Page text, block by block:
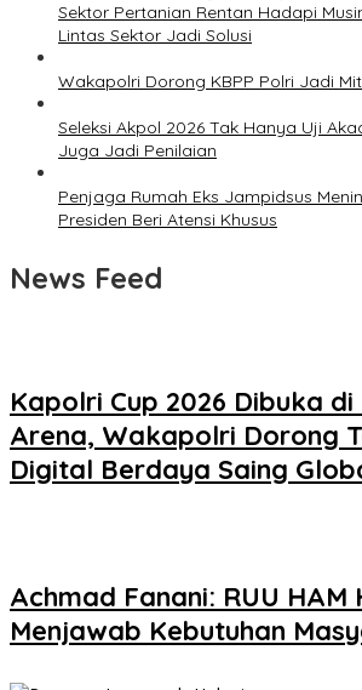
Sektor Pertanian Rentan Hadapi
Lintas Sektor Jadi Solusi
Wakapolri Dorong KBPP Polri Jadi
Seleksi Akpol 2026 Tak Hanya Uji
Juga Jadi Penilaian
Penjaga Rumah Eks Jampidsus
Presiden Beri Atensi Khusus
News Feed
Kapolri Cup 2026 Dibuka di
Arena, Wakapolri Dorong
Digital Berdaya Saing
Achmad Fanani: RUU HAM
Menjawab Kebutuhan